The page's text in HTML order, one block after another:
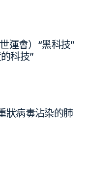
運會）“黑科技”
科技”
狀病毒沾染的肺